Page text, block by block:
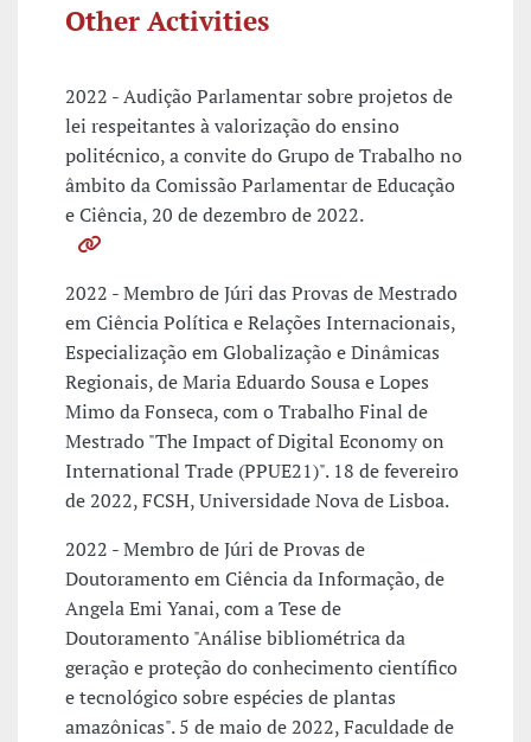
Other Activities
2022 - Audição Parlamentar sobre projetos de
lei respeitantes à valorização do ensino
politécnico, a convite do Grupo de Trabalho no
âmbito da Comissão Parlamentar de Educação
e Ciência, 20 de dezembro de 2022.
2022 - Membro de Júri das Provas de Mestrado
em Ciência Política e Relações Internacionais,
Especialização em Globalização e Dinâmicas
Regionais, de Maria Eduardo Sousa e Lopes
Mimo da Fonseca, com o Trabalho Final de
Mestrado "The Impact of Digital Economy on
International Trade (PPUE21)". 18 de fevereiro
de 2022, FCSH, Universidade Nova de Lisboa.
2022 - Membro de Júri de Provas de
Doutoramento em Ciência da Informação, de
Angela Emi Yanai, com a Tese de
Doutoramento "Análise bibliométrica da
geração e proteção do conhecimento científico
e tecnológico sobre espécies de plantas
amazônicas". 5 de maio de 2022, Faculdade de